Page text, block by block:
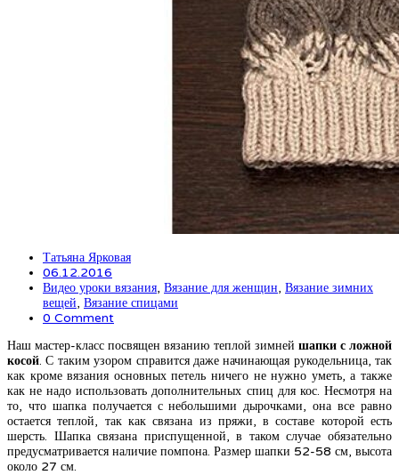
Татьяна Ярковая
06.12.2016
Видео уроки вязания, Вязание для женщин, Вязание зимних
вещей, Вязание спицами
0 Comment
Наш мастер-класс посвящен вязанию теплой зимней шапки с ложной
косой. С таким узором справится даже начинающая рукодельница, так
как кроме вязания основных петель ничего не нужно уметь, а также
как не надо использовать дополнительных спиц для кос. Несмотря на
то, что шапка получается с небольшими дырочками, она все равно
остается теплой, так как связана из пряжи, в составе которой есть
шерсть. Шапка связана приспущенной, в таком случае обязательно
предусматривается наличие помпона. Размер шапки 52-58 см, высота
около 27 см.